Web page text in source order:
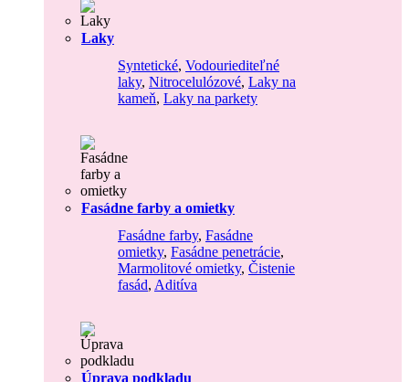
Laky
Syntetické, Vodouriediteľné
laky, Nitrocelulózové, Laky na
kameň, Laky na parkety
Fasádne farby a omietky
Fasádne farby, Fasádne
omietky, Fasádne penetrácie,
Marmolitové omietky, Čistenie
fasád, Aditíva
Úprava podkladu